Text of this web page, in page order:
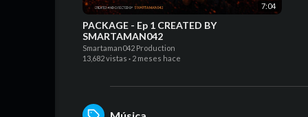
7:04
PACKAGE - Ep 1 CREATED BY
SMARTAMAN042
Smartaman042 Production
13,682 vistas · 2 meses hace